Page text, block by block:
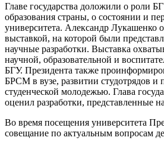
Главе государства доложили о роли
образования страны, о состоянии и
университета. Александр Лукашенко
выставкой, на которой были
научные разработки. Выставка
научной, образовательной и
БГУ. Президента также
БРСМ в вузе, развитии студотрядов и
студенческой молодежью. Глава
оценил разработки, представленные
Во время посещения университета
совещание по актуальным вопросам